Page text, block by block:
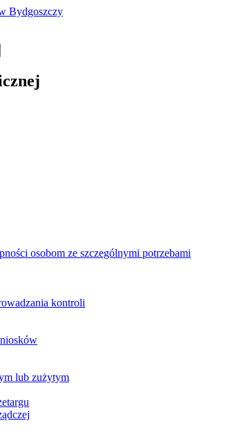
osobom ze szczególnymi potrzebami
kontroli
lub zużytym